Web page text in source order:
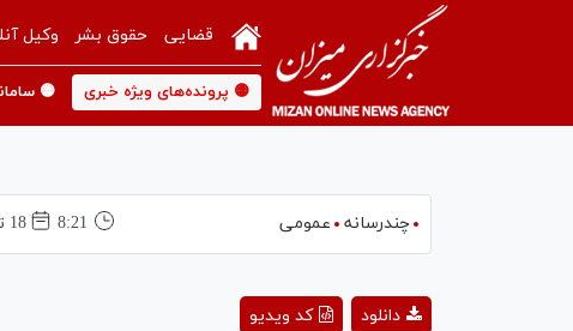
قضایی حقوق بشر وکیل
🟡 پرونده‌های ویژه خبری 🟡
چندرسانه عمومی 8:21 18 تير 1405
کد ویدیو دانلود